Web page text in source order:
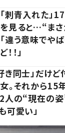
刺青入れた」17
見ると…“ま
違う意味でやば
！！」
き同士」だけ
。それから15
人の“現在の
可愛い」